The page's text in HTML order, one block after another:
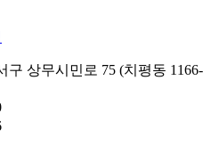
구 상무시민로 75 (치평동 1166-